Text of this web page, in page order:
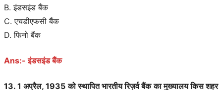
B. इंडसइंड बैंक
C. एचडीएफसी बैंक
D. फिनो बैंक
Ans:- इंडसइंड बैंक
13. 1 अप्रैल, 1935 को स्थापित भारतीय रिज़र्व बैंक का मुख्यालय किस शहर